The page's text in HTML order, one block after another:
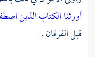
أورثنا الكتاب الذين
قبل الفرقان .